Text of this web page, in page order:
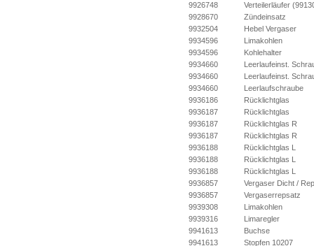
9926748
Verteilerläufer
9928670
Zündeinsatz
9932504
Hebel Vergaser
9934596
Limakohlen
9934596
Kohlehalter
9934660
Leerlaufeinst.
9934660
Leerlaufeinst.
9934660
Leerlaufschraube
9936186
Rücklichtglas
9936187
Rücklichtglas
9936187
Rücklichtglas R
9936187
Rücklichtglas R
9936188
Rücklichtglas L
9936188
Rücklichtglas L
9936188
Rücklichtglas L
9936857
Vergaser Dicht /
9936857
Vergaserrepsatz
9939308
Limakohlen
9939316
Limaregler
9941613
Buchse
9941613
Stopfen 10207